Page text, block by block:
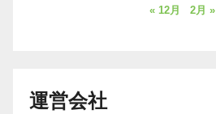
« 12月 2月 »
運営会社